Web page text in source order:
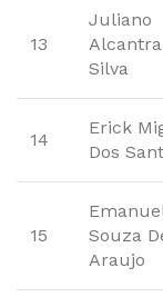
13
Juliano
Silva
14
Erick
Dos
15
Souza
Araujo